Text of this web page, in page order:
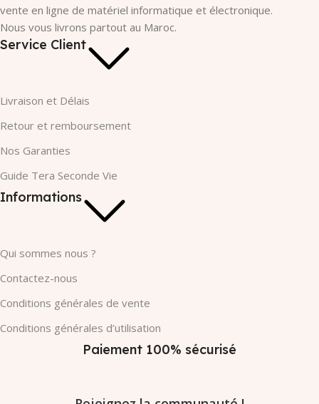
vente en ligne de matériel informatique et électronique.
Nous vous livrons partout au Maroc.
Service Client
Livraison et Délais
Retour et remboursement
Nos Garanties​
Guide Tera Seconde Vie
Informations
Qui sommes nous ?
Contactez-nous
Conditions générales de vente
Conditions générales d’utilisation
Paiement 100% sécurisé